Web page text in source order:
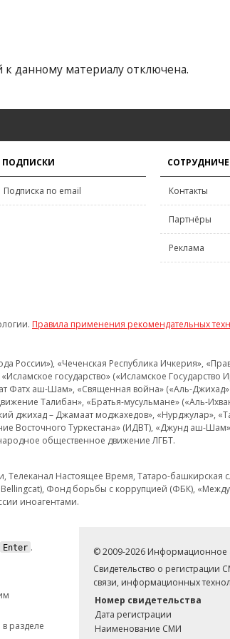
данному материалу отключена.
ПОДПИСКИ
Подписка по email Контакты
Партнёры
Реклама
Правила применения рекомендательных
«Чеченская Республика Ичкерия»,
государство» («Исламское
аш-Шам», «Священная война» («Аль-Джихад»
Талибан», «Братья-мусульмане» («Аль-
джихад – Джамаат моджахедов», «Нурджулар»,
Восточного Туркестана» (ИДВТ), «Джунд аш-
общественное движение ЛГБТ.
Телеканал Настоящее Время, Татаро-
Фонд борьбы с коррупцией (ФБК),
иноагентами.
Enter .
разделе
© 2009-2026 Информационное
Свидетельство о
связи, информационных
Номер свидетельства
Дата регистрации
Наименование СМИ